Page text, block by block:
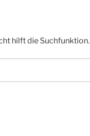
hilft die Suchfunktion.